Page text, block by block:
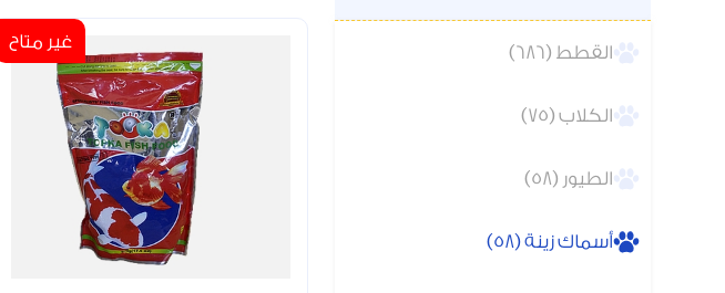
القطط (686)
الكلاب (75)
الطيور (58)
أسماك زينة (58)
غير متاح